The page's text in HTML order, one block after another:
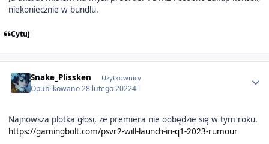
niekoniecznie w bundlu.
Cytuj
Snake_Plissken Użytkownicy
Opublikowano28 lutego 20224 l
Najnowsza plotka głosi, że premiera nie odbędzie się w tym roku.
https://gamingbolt.com/psvr2-will-launch-in-q1-2023-rumour